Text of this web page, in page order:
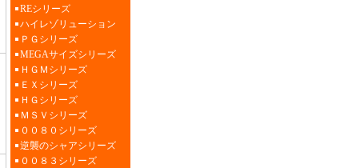
REシリーズ
ハイレゾリューション
ＰＧシリーズ
MEGAサイズシリーズ
ＨＧＭシリーズ
ＥＸシリーズ
ＨＧシリーズ
ＭＳＶシリーズ
００８０シリーズ
逆襲のシャアシリーズ
００８３シリーズ